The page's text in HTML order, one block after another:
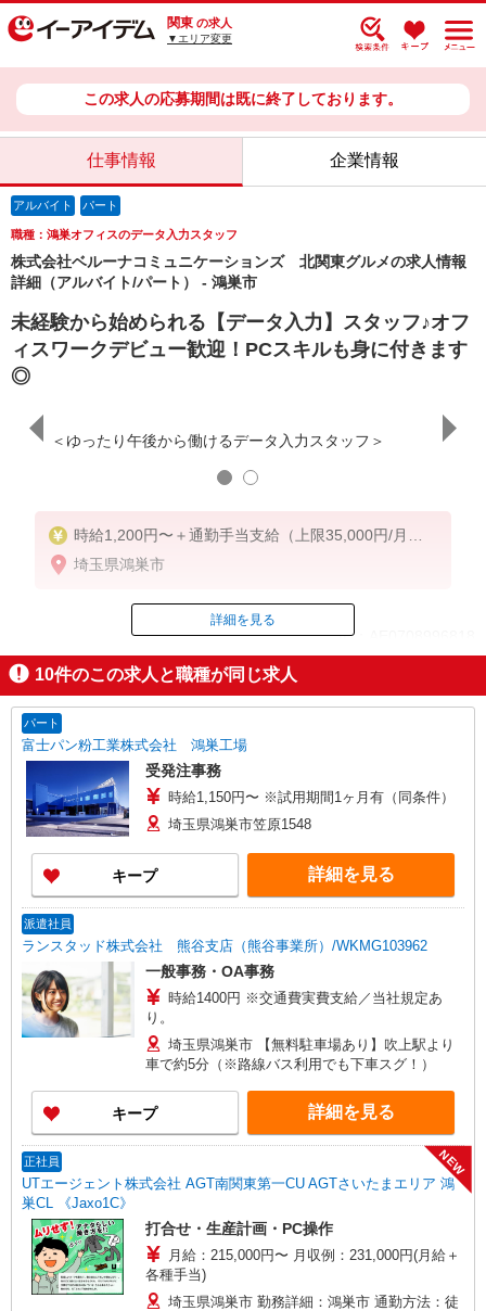
関東 の求人
▼エリア変更
この求人の応募期間は既に終了しております。
仕事情報 企業情報
アルバイト パート
職種：鴻巣オフィスのデータ入力スタッフ
株式会社ベルーナコミュニケーションズ 北関東グルメの求人情報
詳細（アルバイト/パート） - 鴻巣市
未経験から始められる【データ入力】スタッフ♪オフ
ィスワークデビュー歓迎！PCスキルも身に付きます
◎
＜ゆったり午後から働けるデータ入力スタッフ＞
ネイ
服装
時給1,200円〜＋通勤手当支給（上限35,000円/月）
※バックオフィス手当一律時給＋50円含む
・日祝手当／時給＋100〜300円
※会社カレンダーによる
埼玉県鴻巣市
ID：AE0708996818
掲載期間終了
詳細を見る
10件のこの求人と職種が同じ求人
パート
富士パン粉工業株式会社 鴻巣工場
受発注事務
時給1,150円〜 ※試用期間1ヶ月有（同条件）
埼玉県鴻巣市笠原1548
キープ 詳細を見る
派遣社員
ランスタッド株式会社 熊谷支店（熊谷事業所）/WKMG103962
一般事務・OA事務
時給1400円 ※交通費実費支給／当社規定あ
り。
埼玉県鴻巣市 【無料駐車場あり】吹上駅より
車で約5分（※路線バス利用でも下車スグ！）
キープ 詳細を見る
正社員
UTエージェント株式会社 AGT南関東第一CU AGTさいたまエリア 鴻
巣CL 《Jaxo1C》
NEW
打合せ・生産計画・PC操作
月給：215,000円〜 月収例：231,000円(月給＋
各種手当)
埼玉県鴻巣市 勤務詳細：鴻巣市 通勤方法：徒